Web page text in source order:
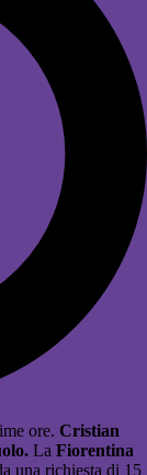
ore. Cristian
La Fiorentina
una richiesta di 15